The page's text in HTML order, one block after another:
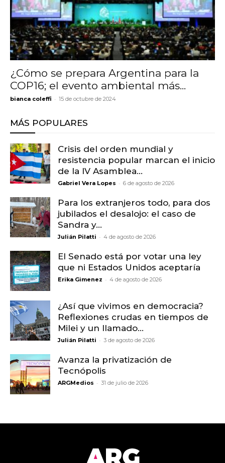
¿Cómo se prepara Argentina para la
COP16; el evento ambiental más...
bianca coleffi - 15 de octubre de 2024
MÁS POPULARES
Crisis del orden mundial y
resistencia popular marcan el inicio
de la IV Asamblea...
Gabriel Vera Lopes - 6 de agosto de 2026
Para los extranjeros todo, para dos
jubilados el desalojo: el caso de
Sandra y...
Julián Pilatti - 4 de agosto de 2026
El Senado está por votar una ley
que ni Estados Unidos aceptaría
Erika Gimenez - 4 de agosto de 2026
¿Así que vivimos en democracia?
Reflexiones crudas en tiempos de
Milei y un llamado...
Julián Pilatti - 3 de agosto de 2026
Avanza la privatización de
Tecnópolis
ARGMedios - 31 de julio de 2026